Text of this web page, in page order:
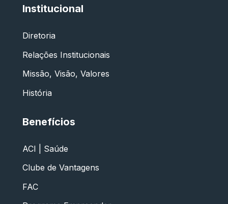
Institucional
Diretoria
Relações Institucionais
Missão, Visão, Valores
História
Benefícios
ACI | Saúde
Clube de Vantagens
FAC